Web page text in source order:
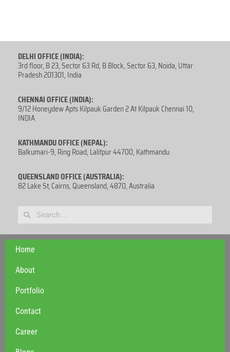
DELHI OFFICE (INDIA):
3rd floor, B 23, Sector 63 Rd, B Block, Sector 63, Noida, Uttar
Pradesh 201301, India
CHENNAI OFFICE (INDIA):
9/12 Honeydew Apts Kilpauk Garden 2 At Kilpauk Chennai 10,
INDIA
KATHMANDU OFFICE (NEPAL):
Balkumari-9, Ring Road, Lalitpur 44700, Kathmandu
QUEENSLAND OFFICE (AUSTRALIA):
82 Lake St, Cairns, Queensland, 4870, Australia
Home
About
Portfolio
Contact
Career